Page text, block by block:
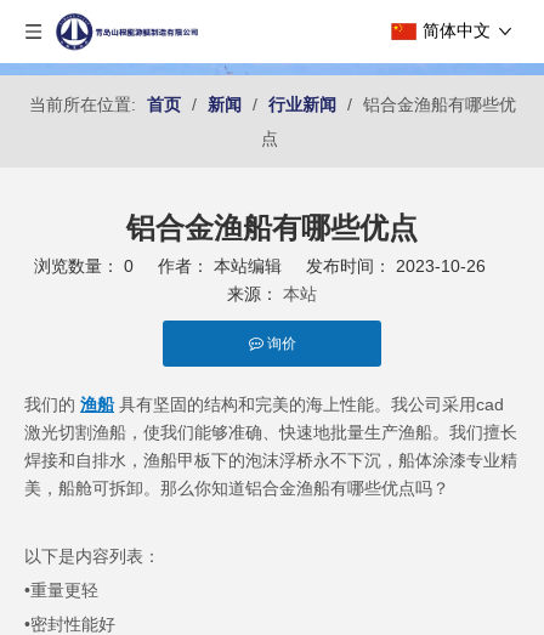
简体中文
当前所在位置: 首页 / 新闻 / 行业新闻 / 铝合金渔船有哪些优
点
铝合金渔船有哪些优点
浏览数量： 0 作者： 本站编辑 发布时间： 2023-10-26
来源： 本站
询价
["facebook","twitter","line","wechat","linkedin","pinterest","whatsapp"]
我们的 渔船具有坚固的结构和完美的海上性能。我公司采用cad
激光切割渔船，使我们能够准确、快速地批量生产渔船。我们擅长
焊接和自排水，渔船甲板下的泡沫浮桥永不下沉，船体涂漆专业精
美，船舱可拆卸。那么你知道铝合金渔船有哪些优点吗？
以下是内容列表：
•重量更轻
•密封性能好